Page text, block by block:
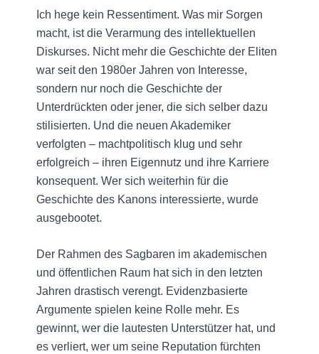
Ich hege kein Ressentiment. Was mir Sorgen
macht, ist die Verarmung des intellektuellen
Diskurses. Nicht mehr die Geschichte der Eliten
war seit den 1980er Jahren von Interesse,
sondern nur noch die Geschichte der
Unterdrückten oder jener, die sich selber dazu
stilisierten. Und die neuen Akademiker
verfolgten – machtpolitisch klug und sehr
erfolgreich – ihren Eigennutz und ihre Karriere
konsequent. Wer sich weiterhin für die
Geschichte des Kanons interessierte, wurde
ausgebootet.
Der Rahmen des Sagbaren im akademischen
und öffentlichen Raum hat sich in den letzten
Jahren drastisch verengt. Evidenzbasierte
Argumente spielen keine Rolle mehr. Es
gewinnt, wer die lautesten Unterstützer hat, und
es verliert, wer um seine Reputation fürchten